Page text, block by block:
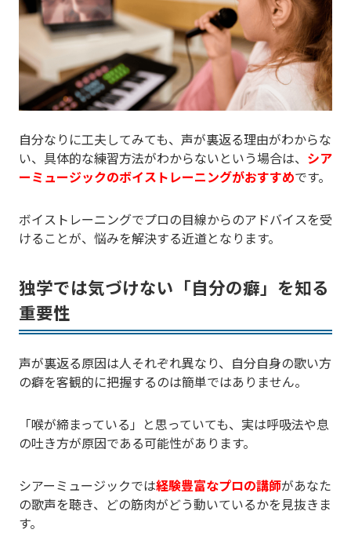
自分なりに工夫してみても、声が裏返る理由がわからな
い、具体的な練習方法がわからないという場合は、 シア
ーミュージックのボイストレーニングがおすすめです。
ボイストレーニングでプロの目線からのアドバイスを受
けることが、悩みを解決する近道となります。
独学では気づけない「自分の癖」を知る
重要性
声が裏返る原因は人それぞれ異なり、自分自身の歌い方
の癖を客観的に把握するのは簡単ではありません。
「喉が締まっている」と思っていても、実は呼吸法や息
の吐き方が原因である可能性があります。
シアーミュージックでは経験豊富なプロの講師があなた
の歌声を聴き、どの筋肉がどう動いているかを見抜きま
す。